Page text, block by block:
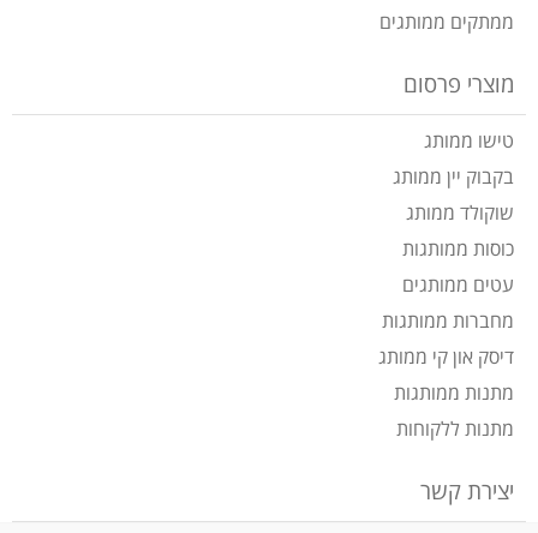
ממתקים ממותגים
מוצרי פרסום
טישו ממותג
בקבוק יין ממותג
שוקולד ממותג
כוסות ממותגות
עטים ממותגים
מחברות ממותגות
דיסק און קי ממותג
מתנות ממותגות
מתנות ללקוחות
יצירת קשר